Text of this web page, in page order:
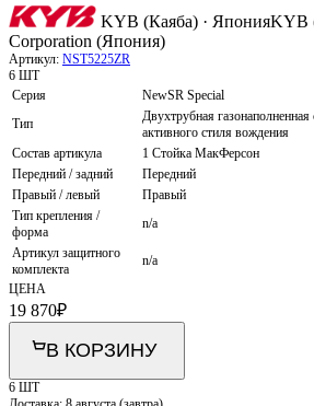
KYB (Каяба) · ЯпонияKYB
Corporation (Япония)
Артикул: NST5225ZR
6 ШТ
Серия
NewSR Special
Тип
Двухтрубная
активного стиля вождения
Состав артикула
1 Стойка МакФерсон
Передний / задний
Передний
Правый / левый
Правый
Тип крепления /
форма
n/a
Артикул защитного
комплекта
n/a
ЦЕНА
19 870₽
В КОРЗИНУ
6 ШТ